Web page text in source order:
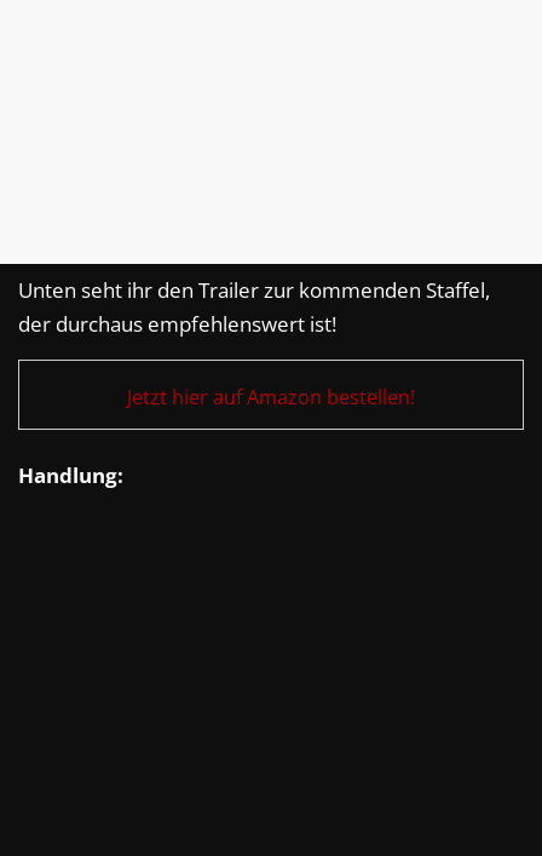
Unten seht ihr den Trailer zur kommenden Staffel,
der durchaus empfehlenswert ist!
Jetzt hier auf Amazon bestellen!
Handlung: